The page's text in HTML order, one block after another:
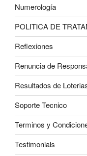
Numerología
POLITICA DE
Reflexiones
Renuncia de
Resultados de
Soporte Tecnico
Terminos y
Testimonials